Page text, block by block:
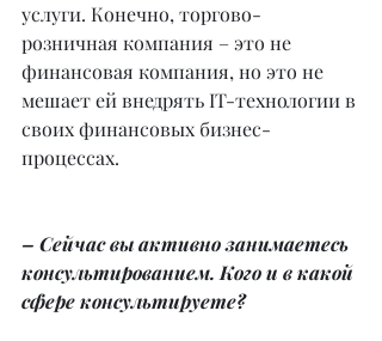
услуги. Конечно, торгово-
розничная компания – это не
финансовая компания, но это не
мешает ей внедрять IT-технологии в
своих финансовых бизнес-
процессах.
– Сейчас вы активно занимаетесь
консультированием. Кого и в какой
сфере консультируете?